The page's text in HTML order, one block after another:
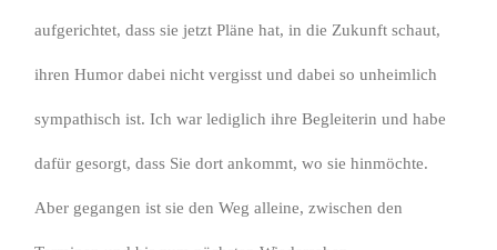
aufgerichtet, dass sie jetzt Pläne hat, in die Zukunft schaut,
ihren Humor dabei nicht vergisst und dabei so unheimlich
sympathisch ist. Ich war lediglich ihre Begleiterin und habe
dafür gesorgt, dass Sie dort ankommt, wo sie hinmöchte.
Aber gegangen ist sie den Weg alleine, zwischen den